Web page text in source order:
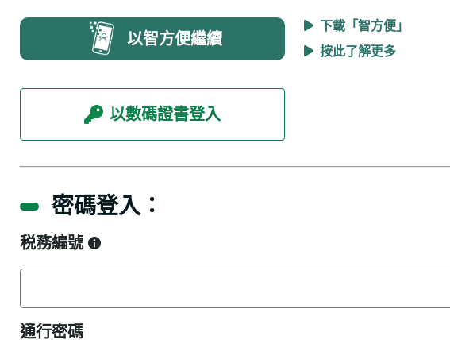
以智方便繼續
下載「智方便」
按此了解更多
以數碼證書登入
密碼登入：
税務編號
通行密碼